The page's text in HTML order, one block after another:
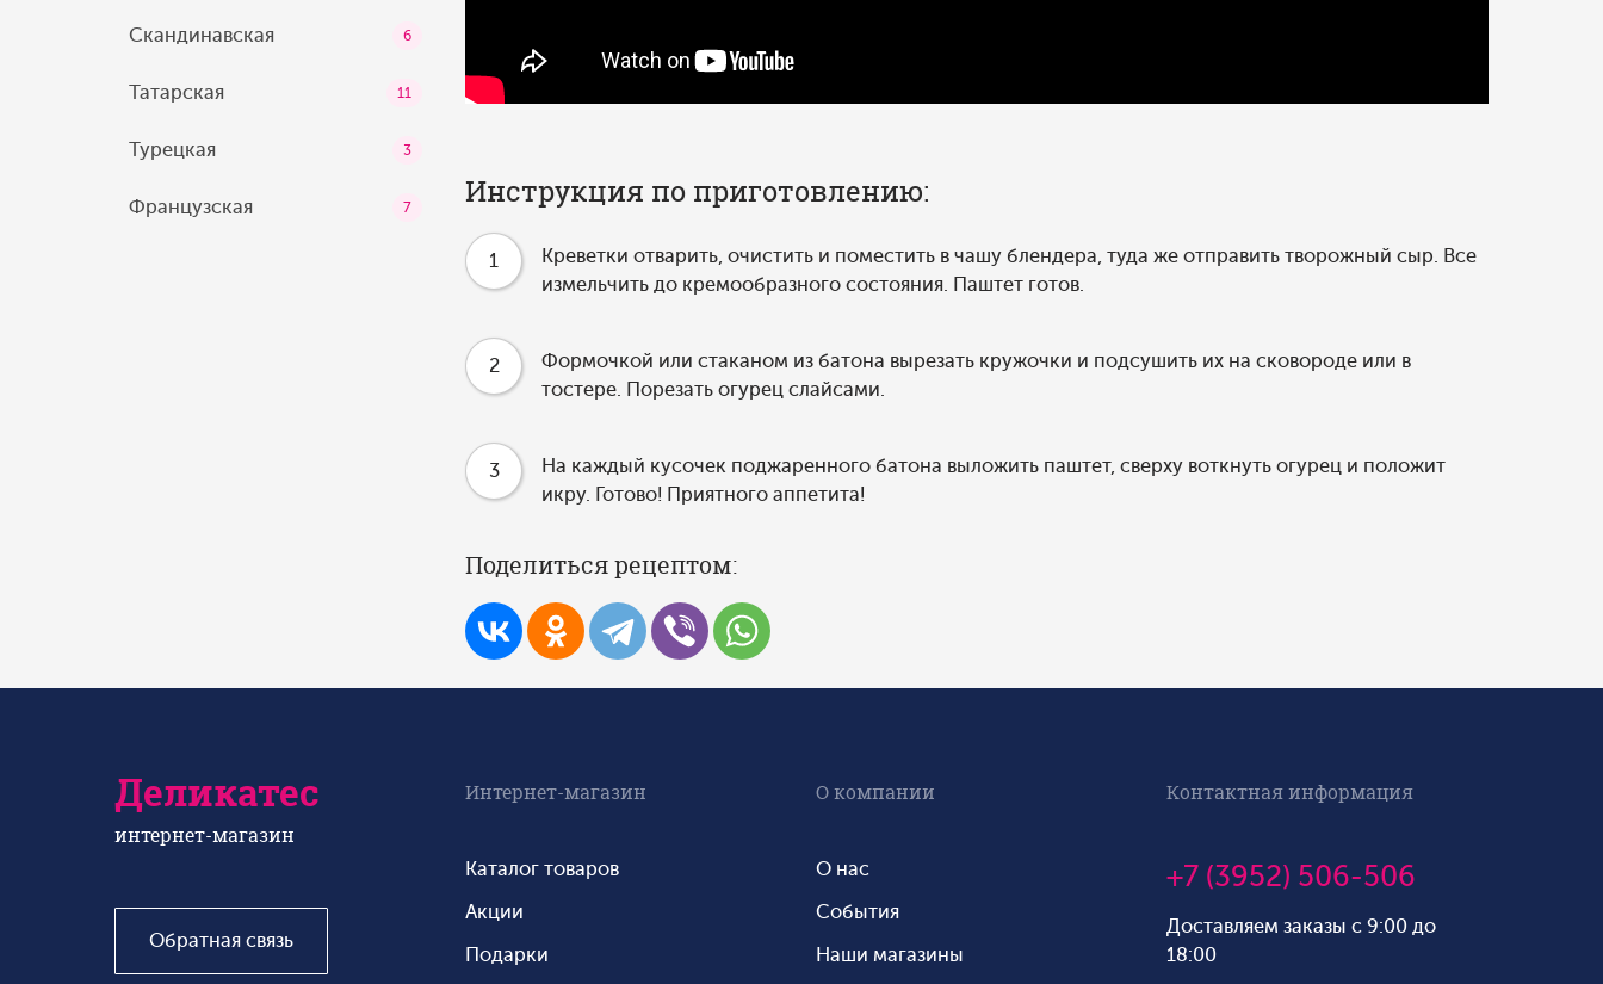
Скандинавская 6
Татарская 11
Турецкая 3
Французская 7 Инструкция по приготовлению:
1
Креветки отварить, очистить и поместить в чашу блендера, туда же отправить творожный сыр. Все
измельчить до кремообразного состояния. Паштет готов.
2
Формочкой или стаканом из батона вырезать кружочки и подсушить их на сковороде или в
тостере. Порезать огурец слайсами.
3
На каждый кусочек поджаренного батона выложить паштет, сверху воткнуть огурец и положит
икру. Готово! Приятного аппетита!
Поделиться рецептом:
Деликатес
интернет-магазин
Обратная связь
Интернет-магазин
Каталог товаров
Акции
Подарки
О компании
О нас
События
Наши магазины
Контактная информация
+7 (3952) 506-506
Доставляем заказы с 9:00 до
18:00